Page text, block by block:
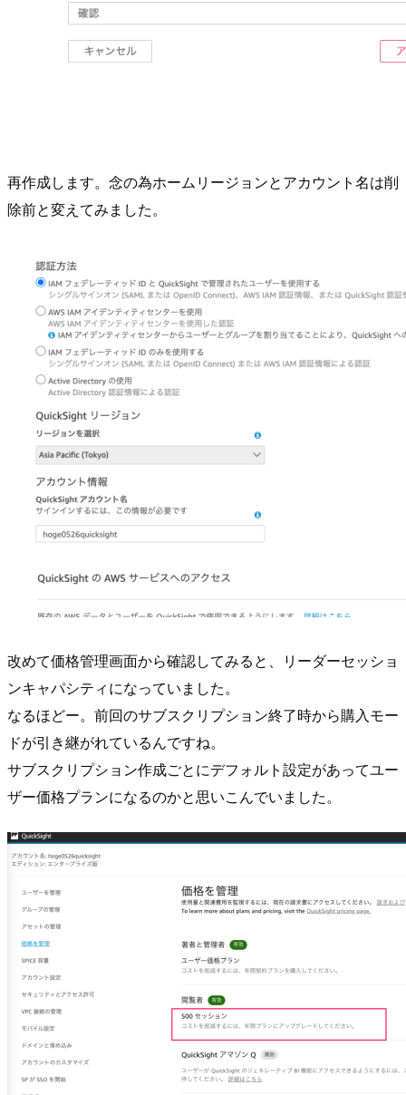
再作成します。念の為ホームリージョンとアカウント名は削
除前と変えてみました。
改めて価格管理画面から確認してみると、リーダーセッショ
ンキャパシティになっていました。
なるほどー。前回のサブスクリプション終了時から購入モー
ドが引き継がれているんですね。
サブスクリプション作成ごとにデフォルト設定があってユー
ザー価格プランになるのかと思いこんでいました。